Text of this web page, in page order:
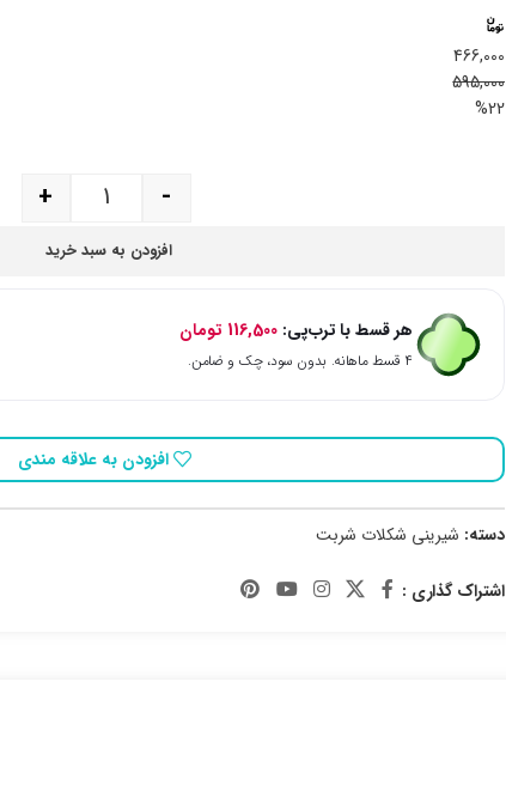
466,000
595,000
%22
-
+
افزودن به سبد خرید
هر قسط با ترب‌پی:116,500 تومان
۴ قسط ماهانه. بدون سود، چک و ضامن.
افزودن به علاقه مندی
دسته: شیرینی شکلات شربت
اشتراک گذاری :